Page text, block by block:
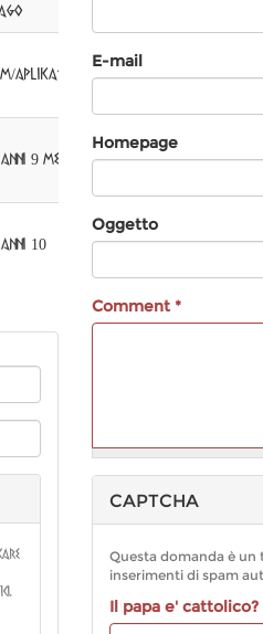
aplikasi-
9 mesi
10
E-mail
Homepage
Oggetto
Comment *
sui formati
del testo
CAPTCHA
Questa domanda è un
inserimenti di
Il papa e' cattolico?